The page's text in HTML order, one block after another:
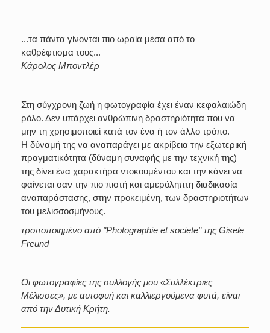
...τα πάντα γίνονται πιο ωραία μέσα από το
καθρέφτισμα τους...
Κάρολος Μποντλέρ
Στη σύγχρονη ζωή η φωτογραφία έχει έναν κεφαλαιώδη
ρόλο. Δεν υπάρχει ανθρώπινη δραστηριότητα που να
μην τη χρησιμοποιεί κατά τον ένα ή τον άλλο τρόπο.
Η δύναμή της να αναπαράγει με ακρίβεια την εξωτερική
πραγματικότητα (δύναμη συναφής με την τεχνική της)
της δίνει ένα χαρακτήρα ντοκουμέντου και την κάνει να
φαίνεται σαν την πιο πιστή και αμερόληπτη διαδικασία
αναπαράστασης, στην προκειμένη, των δραστηριοτήτων
του μελισσοσμήνους.
τροποποιημένο από "Photographie et societe" της Gisele
Freund
Οι φωτογραφίες της συλλογής μου «Συλλέκτριες
Μέλισσες», με αυτοφυή και καλλιεργούμενα φυτά, είναι
από την Δυτική Κρήτη.